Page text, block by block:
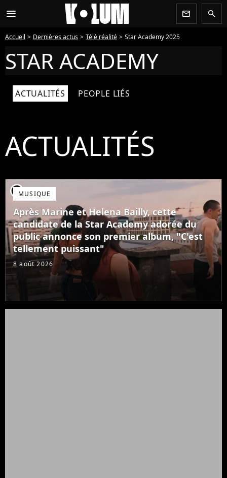
menu newsletter search
Accueil Dernières actus Télé réalité Star Academy 2025
STAR ACADEMY
ACTUALITÉS PEOPLE LIÉS
ACTUALITÉS
player2MUSIQUE
Après Marine et Helena Bailly, cette
candidate de la Star Academy adorée du
public annonce son premier album, "C'est
tellement puissant"
8 août 2026